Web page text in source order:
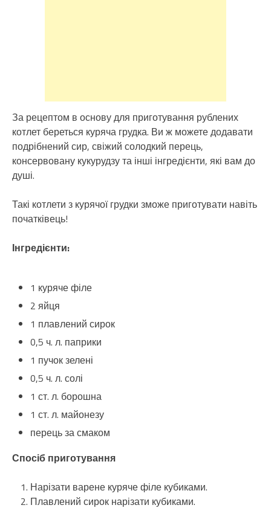
За рецептом в основу для приготування рублених
котлет береться куряча грудка. Ви ж можете додавати
подрібнений сир, свіжий солодкий перець,
консервовану кукурудзу та інші інгредієнти, які вам до
душі.
Такі котлети з курячої грудки зможе приготувати навіть
початківець!
Інгредієнти:
1 куряче філе
2 яйця
1 плавлений сирок
0,5 ч. л. паприки
1 пучок зелені
0,5 ч. л. солі
1 ст. л. борошна
1 ст. л. майонезу
перець за смаком
Спосіб приготування
Нарізати варене куряче філе кубиками.
Плавлений сирок нарізати кубиками.